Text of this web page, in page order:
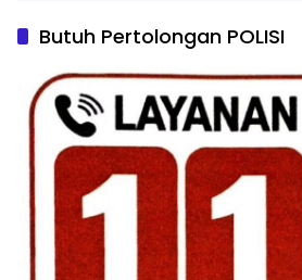
Butuh Pertolongan POLISI